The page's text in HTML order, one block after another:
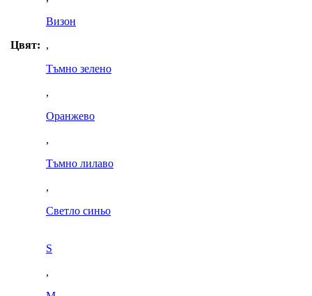
Цвят:
Визон
,
Тъмно зелено
,
Оранжево
,
Тъмно лилаво
,
Светло синьо
S
,